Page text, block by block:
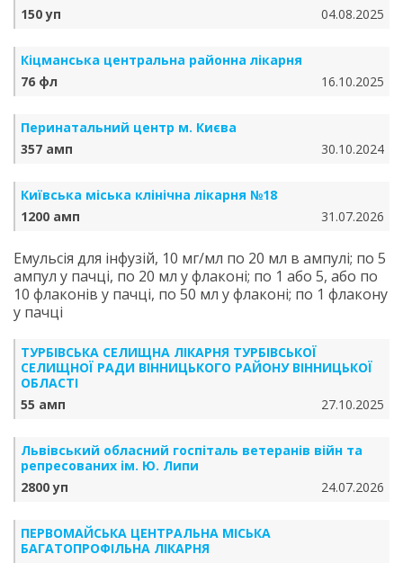
150 уп
04.08.2025
Кіцманська центральна районна лікарня
76 фл
16.10.2025
Перинатальний центр м. Києва
357 амп
30.10.2024
Київська міська клінічна лікарня №18
1200 амп
31.07.2026
Емульсія для інфузій, 10 мг/мл по 20 мл в ампулі; по 5
ампул у пачці, по 20 мл у флаконі; по 1 або 5, або по
10 флаконів у пачці, по 50 мл у флаконі; по 1 флакону
у пачці
ТУРБІВСЬКА СЕЛИЩНА ЛІКАРНЯ ТУРБІВСЬКОЇ
СЕЛИЩНОЇ РАДИ ВІННИЦЬКОГО РАЙОНУ ВІННИЦЬКОЇ
ОБЛАСТІ
55 амп
27.10.2025
Львівський обласний госпіталь ветеранів війн та
репресованих ім. Ю. Липи
2800 уп
24.07.2026
ПЕРВОМАЙСЬКА ЦЕНТРАЛЬНА МІСЬКА
БАГАТОПРОФІЛЬНА ЛІКАРНЯ